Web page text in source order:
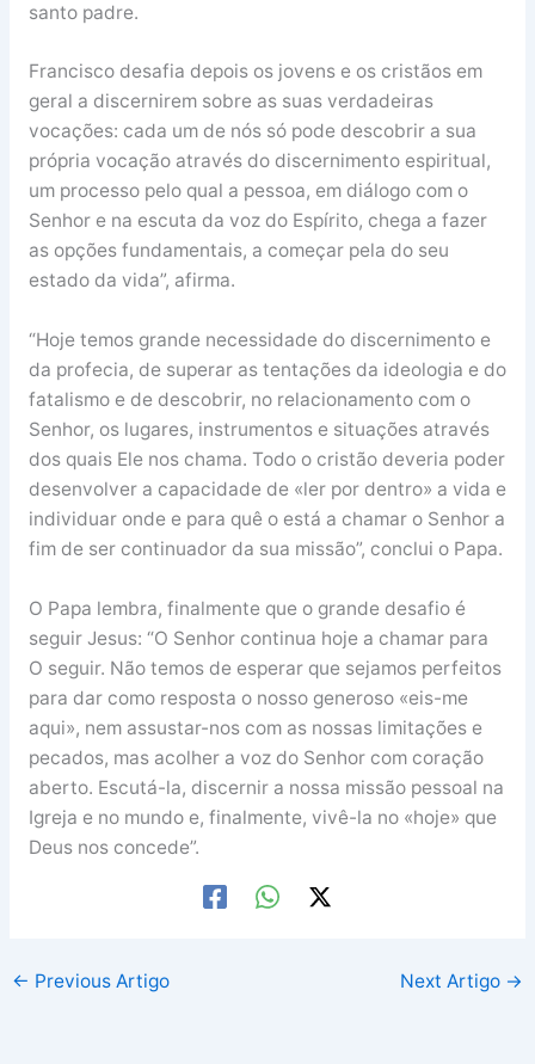
santo padre.
Francisco desafia depois os jovens e os cristãos em
geral a discernirem sobre as suas verdadeiras
vocações: cada um de nós só pode descobrir a sua
própria vocação através do discernimento espiritual,
um processo pelo qual a pessoa, em diálogo com o
Senhor e na escuta da voz do Espírito, chega a fazer
as opções fundamentais, a começar pela do seu
estado da vida”, afirma.
“Hoje temos grande necessidade do discernimento e
da profecia, de superar as tentações da ideologia e do
fatalismo e de descobrir, no relacionamento com o
Senhor, os lugares, instrumentos e situações através
dos quais Ele nos chama. Todo o cristão deveria poder
desenvolver a capacidade de «ler por dentro» a vida e
individuar onde e para quê o está a chamar o Senhor a
fim de ser continuador da sua missão”, conclui o Papa.
O Papa lembra, finalmente que o grande desafio é
seguir Jesus: “O Senhor continua hoje a chamar para
O seguir. Não temos de esperar que sejamos perfeitos
para dar como resposta o nosso generoso «eis-me
aqui», nem assustar-nos com as nossas limitações e
pecados, mas acolher a voz do Senhor com coração
aberto. Escutá-la, discernir a nossa missão pessoal na
Igreja e no mundo e, finalmente, vivê-la no «hoje» que
Deus nos concede”.
← Previous Artigo Next Artigo →